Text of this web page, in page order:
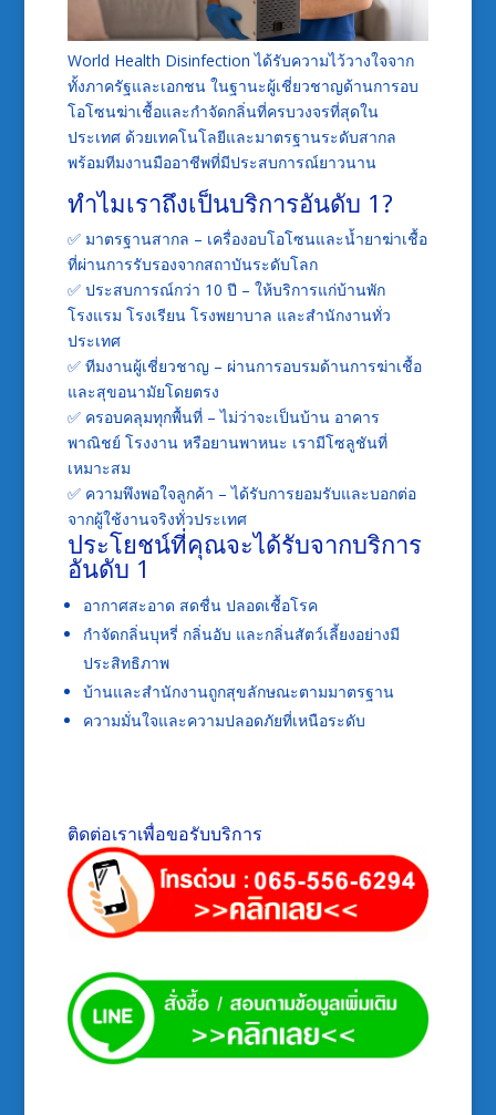
World Health Disinfection ได้รับความไว้วางใจจาก
ทั้งภาครัฐและเอกชน ในฐานะผู้เชี่ยวชาญด้านการอบ
โอโซนฆ่าเชื้อและกำจัดกลิ่นที่ครบวงจรที่สุดใน
ประเทศ ด้วยเทคโนโลยีและมาตรฐานระดับสากล
พร้อมทีมงานมืออาชีพที่มีประสบการณ์ยาวนาน
ทำไมเราถึงเป็นบริการอันดับ 1?
✅ มาตรฐานสากล – เครื่องอบโอโซนและน้ำยาฆ่าเชื้อ
ที่ผ่านการรับรองจากสถาบันระดับโลก
✅ ประสบการณ์กว่า 10 ปี – ให้บริการแก่บ้านพัก
โรงแรม โรงเรียน โรงพยาบาล และสำนักงานทั่ว
ประเทศ
✅ ทีมงานผู้เชี่ยวชาญ – ผ่านการอบรมด้านการฆ่าเชื้อ
และสุขอนามัยโดยตรง
✅ ครอบคลุมทุกพื้นที่ – ไม่ว่าจะเป็นบ้าน อาคาร
พาณิชย์ โรงงาน หรือยานพาหนะ เรามีโซลูชันที่
เหมาะสม
✅ ความพึงพอใจลูกค้า – ได้รับการยอมรับและบอกต่อ
จากผู้ใช้งานจริงทั่วประเทศ
ประโยชน์ที่คุณจะได้รับจากบริการ
อันดับ 1
อากาศสะอาด สดชื่น ปลอดเชื้อโรค
กำจัดกลิ่นบุหรี่ กลิ่นอับ และกลิ่นสัตว์เลี้ยงอย่างมี
ประสิทธิภาพ
บ้านและสำนักงานถูกสุขลักษณะตามมาตรฐาน
ความมั่นใจและความปลอดภัยที่เหนือระดับ
ติดต่อเราเพื่อขอรับบริการ